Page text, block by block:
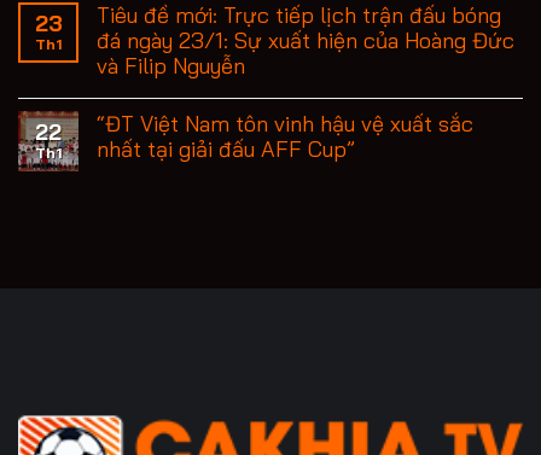
23
Th1
Tiêu đề mới: Trực tiếp lịch trận đấu bóng
đá ngày 23/1: Sự xuất hiện của Hoàng Đức
và Filip Nguyễn
22
Th1
“ĐT Việt Nam tôn vinh hậu vệ xuất sắc
nhất tại giải đấu AFF Cup”